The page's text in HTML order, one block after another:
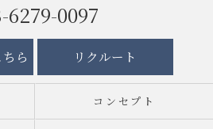
6279-0097
ら リクルート
コンセプト